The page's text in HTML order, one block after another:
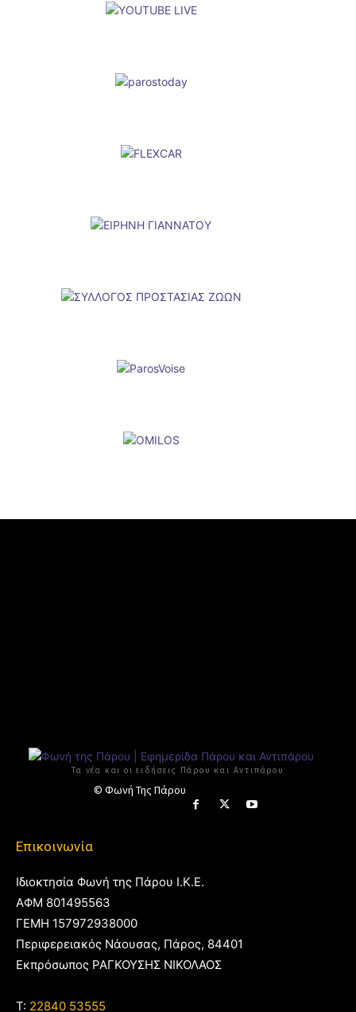
Τα νέα και οι ειδήσεις Πάρου και Αντιπάρου
© Φωνή Της Πάρου
Επικοινωνία
Ιδιοκτησία Φωνή της Πάρου Ι.Κ.Ε.
ΑΦΜ 801495563
ΓΕΜΗ 157972938000
Περιφερειακός Νάουσας, Πάρος, 84401
Εκπρόσωπος ΡΑΓΚΟΥΣΗΣ ΝΙΚΟΛΑΟΣ
T: 22840 53555